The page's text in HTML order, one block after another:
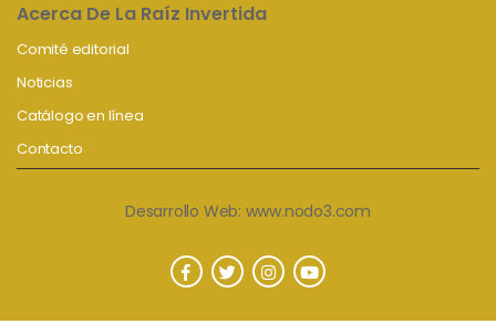
Acerca De La Raíz Invertida
Comité editorial
Noticias
Catálogo en línea
Contacto
Desarrollo Web: www.nodo3.com